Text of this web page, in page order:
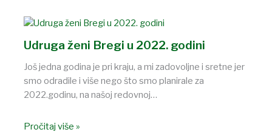
Udruga ženi Bregi u 2022. godini
Još jedna godina je pri kraju, a mi zadovoljne i sretne jer
smo odradile i više nego što smo planirale za
2022.godinu, na našoj redovnoj…
Pročitaj više »